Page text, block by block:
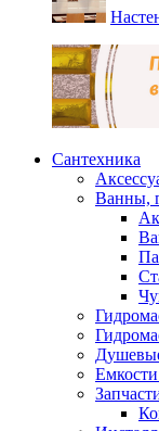
Сантехника
Ванны,